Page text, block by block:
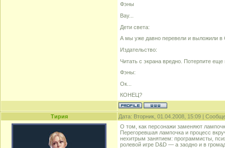
Фэны
Вау...
Дети света:
А мы уже давно перевели и выложили в
Издательство:
Читать с экрана вредно. Потерпите
Фэны:
Ок...
КОНЕЦ?
Тирия Дата: Вторник, 01.04.2008, 15:09 |
О том, как персонажи заменяют
Перегоревшая лампочка и процесс
нехитрым занятием: программисты,
ролевой игре D&D — а заодно и в